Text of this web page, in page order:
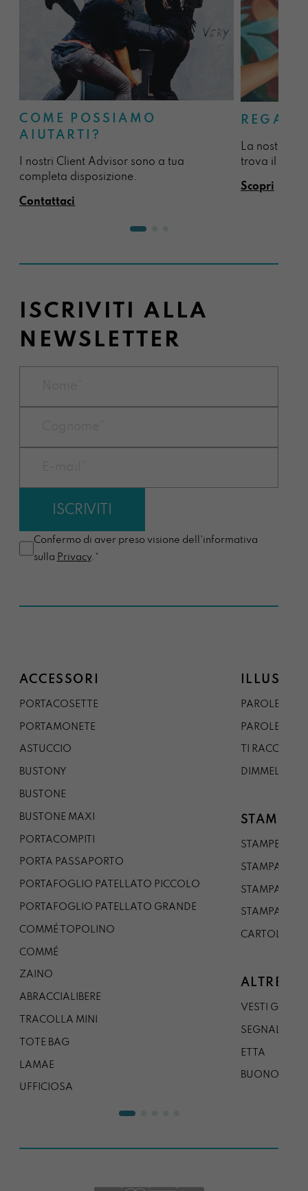
COME POSSIAMO
AIUTARTI?
I nostri Client Advisor sono a tua
completa disposizione.
Contattaci
La nostra
trova il
Scopri
ISCRIVITI ALLA
NEWSLETTER
Confermo di aver preso visione dell'informativa
sulla Privacy.*
ACCESSORI
PORTACOSETTE
PORTAMONETE
ASTUCCIO
BUSTONY
BUSTONE
BUSTONE MAXI
PORTACOMPITI
PORTA PASSAPORTO
PORTAFOGLIO PATELLATO PICCOLO
PORTAFOGLIO PATELLATO GRANDE
COMMÉ TOPOLINO
COMMÉ
ZAINO
ABRACCIALIBERE
TRACOLLA MINI
TOTE BAG
LAMAE
UFFICIOSA
PAROLE DAL
PAROLE DA
TI
DIMMELO
STAMPE
STAMPE A5
STAMPA A3
STAMPA A1
STAMPA A0
CARTOLINA
ALTRE
VESTI
SEGNALIBRO
ETTA
BUONO